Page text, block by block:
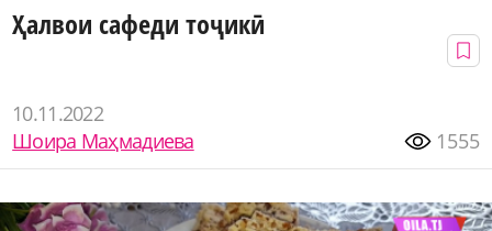
Ҳалвои сафеди тоҷикӣ
10.11.2022
Шоира Маҳмадиева
1555